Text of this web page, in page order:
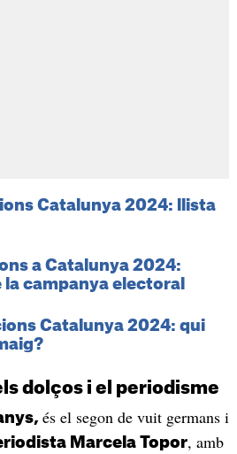
Catalunya 2024: llista
a Catalunya 2024:
campanya electoral
Catalunya 2024: qui
dolços i el periodisme
és el segon de vuit germans i
Marcela Topor, amb